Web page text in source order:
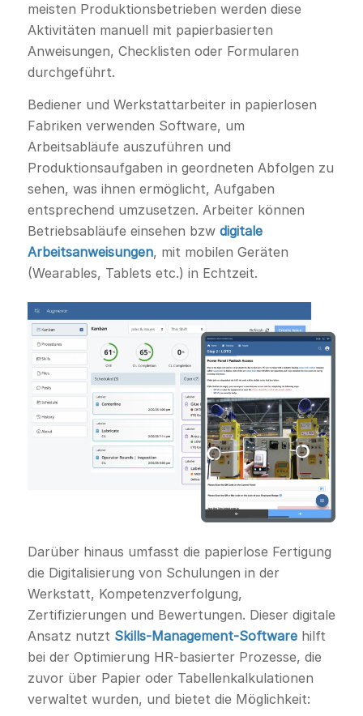
meisten Produktionsbetrieben werden diese
Aktivitäten manuell mit papierbasierten
Anweisungen, Checklisten oder Formularen
durchgeführt.
Bediener und Werkstattarbeiter in papierlosen
Fabriken verwenden Software, um
Arbeitsabläufe auszuführen und
Produktionsaufgaben in geordneten Abfolgen zu
sehen, was ihnen ermöglicht, Aufgaben
entsprechend umzusetzen. Arbeiter können
Betriebsabläufe einsehen bzw digitale
Arbeitsanweisungen, mit mobilen Geräten
(Wearables, Tablets etc.) in Echtzeit.
Darüber hinaus umfasst die papierlose Fertigung
die Digitalisierung von Schulungen in der
Werkstatt, Kompetenzverfolgung,
Zertifizierungen und Bewertungen. Dieser digitale
Ansatz nutzt Skills-Management-Softwarehilft
bei der Optimierung HR-basierter Prozesse, die
zuvor über Papier oder Tabellenkalkulationen
verwaltet wurden, und bietet die Möglichkeit: